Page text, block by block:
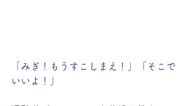
「みぎ！もうすこしまえ！」「そこで
いいよ！」